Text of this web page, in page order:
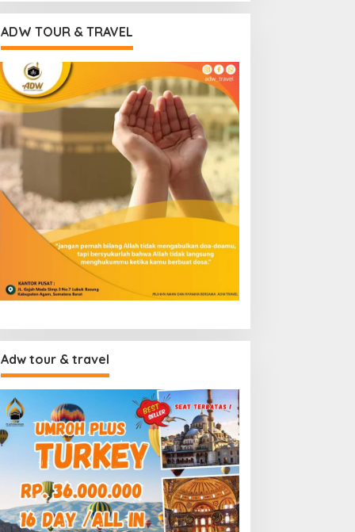
ADW TOUR & TRAVEL
Adw tour & travel